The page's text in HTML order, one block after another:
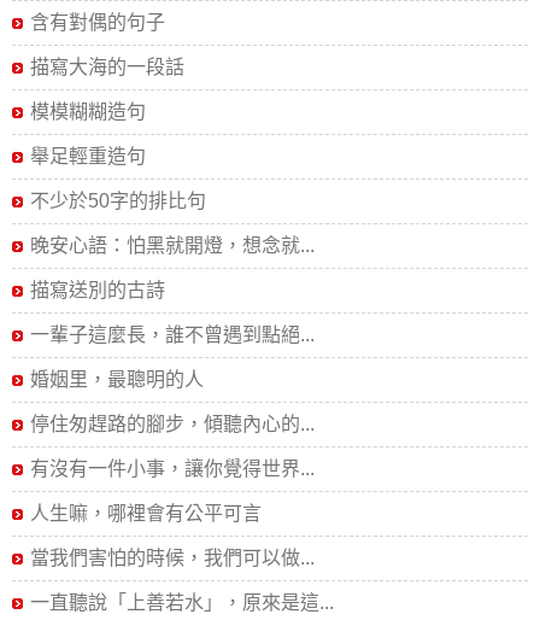
含有對偶的句子
描寫大海的一段話
模模糊糊造句
舉足輕重造句
不少於50字的排比句
晚安心語：怕黑就開燈，想念就...
描寫送別的古詩
一輩子這麼長，誰不曾遇到點絕...
婚姻里，最聰明的人
停住匆趕路的腳步，傾聽內心的...
有沒有一件小事，讓你覺得世界...
人生嘛，哪裡會有公平可言
當我們害怕的時候，我們可以做...
一直聽說「上善若水」，原來是這...